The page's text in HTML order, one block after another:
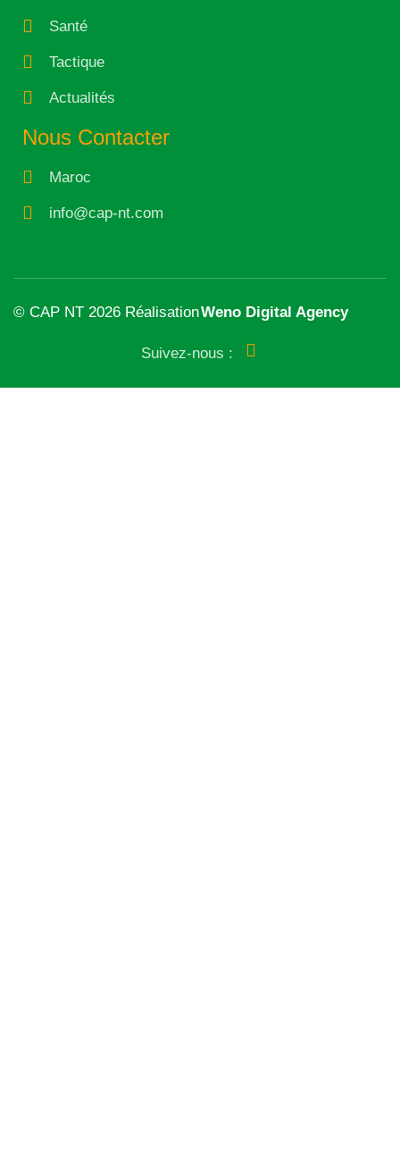
Santé
Tactique
Actualités
Nous Contacter
Maroc
info@cap-nt.com
© CAP NT 2026 RéalisationWeno Digital Agency
Suivez-nous :